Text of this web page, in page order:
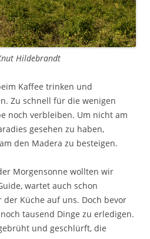
Hildebrandt
Kaffee trinken und
Zu schnell für die wenigen
noch verbleiben. Um nicht am
gesehen zu haben,
den Madera zu besteigen.
Morgensonne wollten wir
wartet auch schon
Küche auf uns. Doch bevor
tausend Dinge zu erledigen.
und geschlürft, die